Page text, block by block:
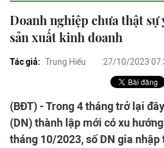
Doanh nghiệp chưa thật sự
sản xuất kinh doanh
Tác giả: Trung Hiếu 27/10/2023
(BĐT) - Trong 4 tháng trở lại
(DN) thành lập mới có xu
tháng 10/2023, số DN gia